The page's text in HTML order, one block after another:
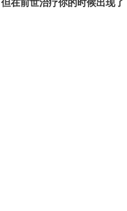
在前世治疗你的时候出现